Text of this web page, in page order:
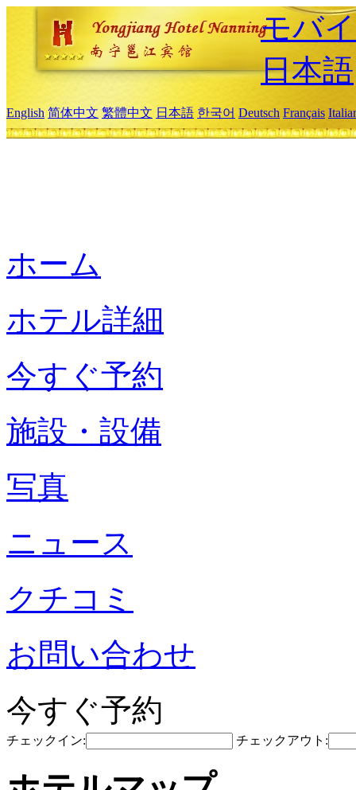
モバ
日本語
English 简体中文 繁體中文 日本語 한국어 Deutsch Français
ホーム
ホテル詳細
今すぐ予約
施設・設備
写真
ニュース
クチコミ
お問い合わせ
今すぐ予約
チェックイン: チェックアウト: